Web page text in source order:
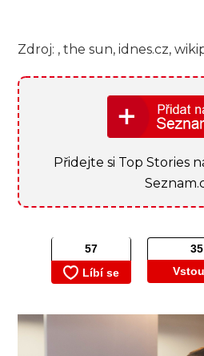
Zdroj: , the sun, idnes.cz,
Přidejte si Top Stories